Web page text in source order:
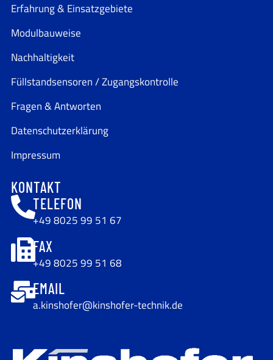
Erfahrung & Einsatzgebiete
Modulbauweise
Nachhaltigkeit
Füllstandsensoren / Zugangskontrolle
Fragen & Antworten
Datenschutzerklärung
Impressum
KONTAKT
TELEFON
+49 8025 99 51 67
FAX
+49 8025 99 51 68
EMAIL
a.kinshofer@kinshofer-technik.de